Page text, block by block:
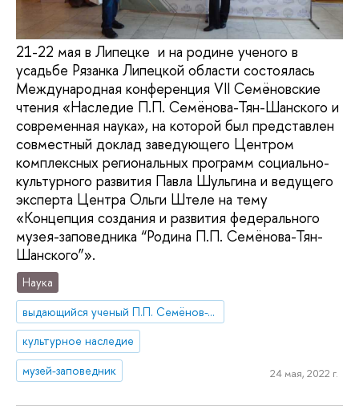
21-22 мая в Липецке и на родине ученого в
усадьбе Рязанка Липецкой области состоялась
Международная конференция VII Семёновские
чтения «Наследие П.П. Семёнова-Тян-Шанского и
современная наука», на которой был представлен
совместный доклад заведующего Центром
комплексных региональных программ социально-
культурного развития Павла Шульгина и ведущего
эксперта Центра Ольги Штеле на тему
«Концепция создания и развития федерального
музея-заповедника “Родина П.П. Семёнова-Тян-
Шанского”».
Наука
выдающийся ученый П.П. Семёнов-Тян-Шанский
культурное наследие
музей-заповедник
24 мая, 2022 г.